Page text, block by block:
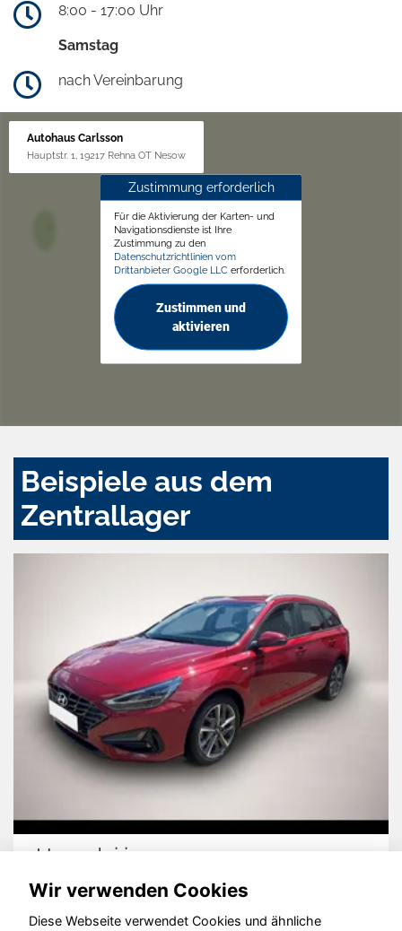
8:00 - 17:00 Uhr
Samstag
nach Vereinbarung
Autohaus Carlsson
Hauptstr. 1, 19217 Rehna OT Nesow
Zustimmung erforderlich
Für die Aktivierung der Karten- und
Navigationsdienste ist Ihre
Zustimmung zu den
Datenschutzrichtlinien vom
Drittanbieter Google LLC erforderlich.
Zustimmen und
aktivieren
Beispiele aus dem
Zentrallager
Hyundai i30
Wir verwenden Cookies
Diese Webseite verwendet Cookies und ähnliche